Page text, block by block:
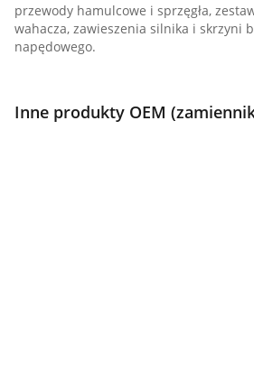
przewody hamulcowe i sprzęgła,
wahacza, zawieszenia silnika i skrzyni
napędowego.
Inne produkty OEM